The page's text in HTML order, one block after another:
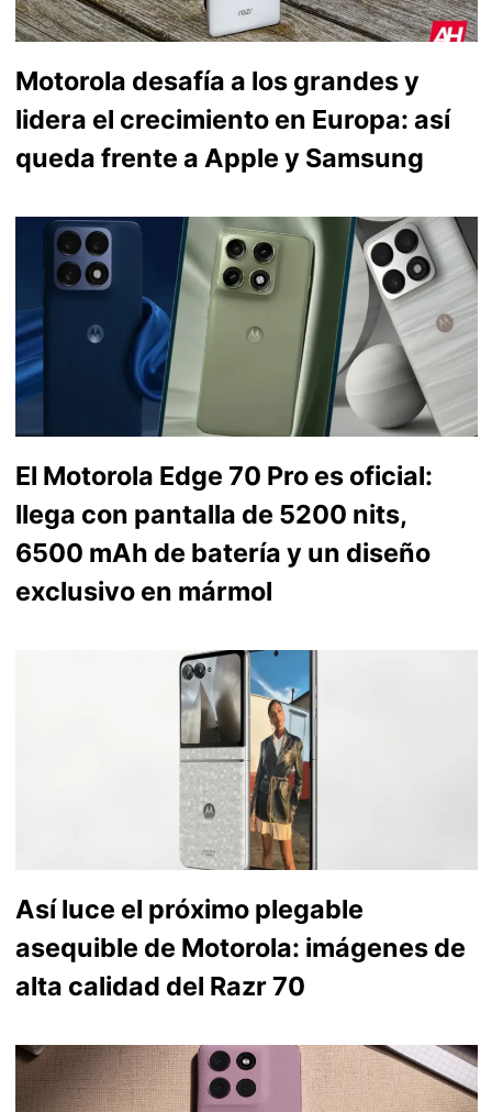
Motorola desafía a los grandes y
lidera el crecimiento en Europa: así
queda frente a Apple y Samsung
El Motorola Edge 70 Pro es oficial:
llega con pantalla de 5200 nits,
6500 mAh de batería y un diseño
exclusivo en mármol
Así luce el próximo plegable
asequible de Motorola: imágenes de
alta calidad del Razr 70